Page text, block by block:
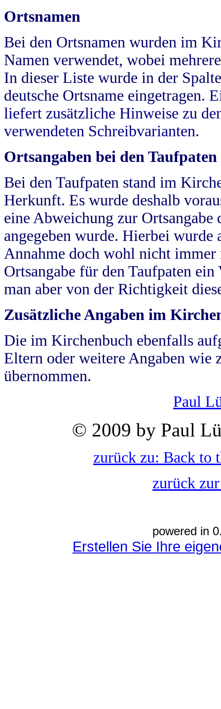
Ortsnamen
Bei den Ortsnamen wurden im
Namen verwendet, wobei
In dieser Liste wurde in der
deutsche Ortsname eingetragen.
liefert zusätzliche Hinweise zu
verwendeten Schreibvarianten.
Ortsangaben bei den Taufpaten
Bei den Taufpaten stand im
Herkunft. Es wurde deshalb
eine Abweichung zur
angegeben wurde. Hierbei wurde
Annahme doch wohl nicht
Ortsangabe für den Taufpaten
man aber von der Richtigkeit
Zusätzliche Angaben im
Die im Kirchenbuch ebenfalls
Eltern oder weitere Angaben wie
übernommen.
Paul
© 2009 by Paul
zurück zu: Back to
zurück
powered in
Erstellen Sie Ihre